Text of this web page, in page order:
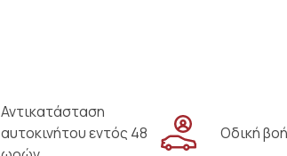
Αντικατάσταση
αυτοκινήτου εντός 48
Οδική